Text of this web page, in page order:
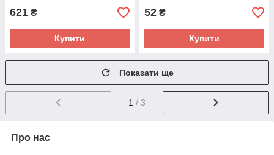
621 ₴
Купити
52 ₴
Купити
Показати ще
1 / 3
Про нас